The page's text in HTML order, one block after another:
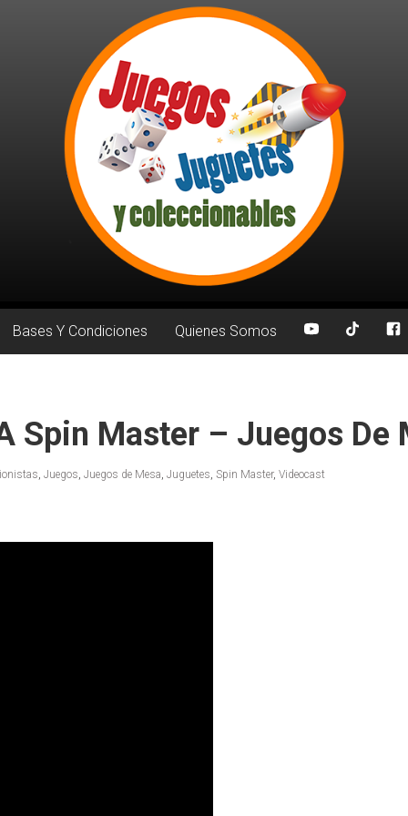
Bases Y Condiciones Quienes Somos
Spin Master – Juegos De
, Juegos, Juegos de Mesa, Juguetes, Spin Master, Videocast